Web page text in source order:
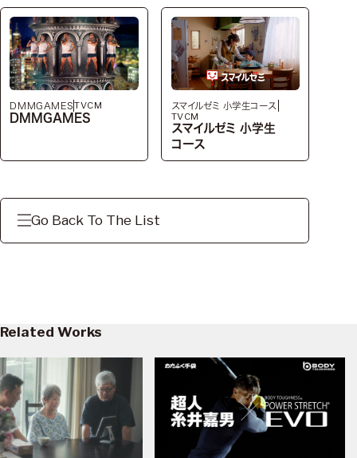
DMMGAMESTVCM
DMMGAMES
スマイルゼミ 小学生コース
TVCM
スマイルゼミ 小学生
コース
Go Back To The List
Related Works